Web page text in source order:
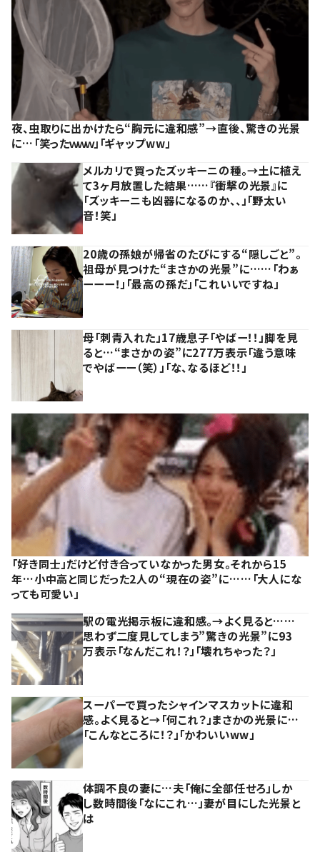
夜、虫取りに出かけたら“胸元に違和感”→直後、驚きの光景
に…「笑ったｗｗｗ」「ギャップww」
メルカリで買ったズッキーニの種。→土に植え
て3ヶ月放置した結果……『衝撃の光景』に
「ズッキーニも凶器になるのか、、」「野太い
音！笑」
20歳の孫娘が帰省のたびにする“隠しごと”。
祖母が見つけた“まさかの光景”に……「わぁ
ーーー！」「最高の孫だ」「これいいですね」
母「刺青入れた」17歳息子「やばー！！」脚を見
ると…“まさかの姿”に277万表示「違う意味
でやばーー（笑）」「な、なるほど！！」
「好き同士」だけど付き合っていなかった男女。それから15
年…小中高と同じだった2人の“現在の姿”に……「大人にな
っても可愛い」
駅の電光掲示板に違和感。→よく見ると……
思わず二度見してしまう”驚きの光景”に93
万表示「なんだこれ！？」「壊れちゃった？」
スーパーで買ったシャインマスカットに違和
感。よく見ると→「何これ？」まさかの光景に…
「こんなところに！？」「かわいいww」
体調不良の妻に…夫「俺に全部任せろ」しか
し数時間後「なにこれ…」妻が目にした光景と
は